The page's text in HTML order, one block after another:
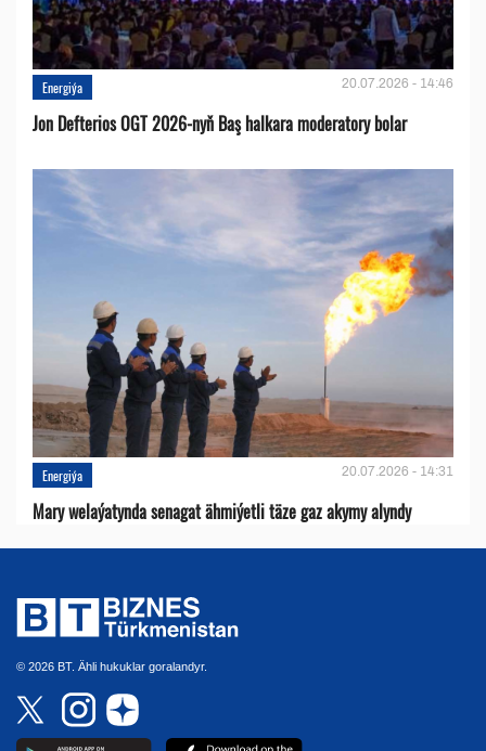
Energiýa 20.07.2026 - 14:46
Jon Defterios OGT 2026-nyň Baş halkara moderatory bolar
Energiýa 20.07.2026 - 14:31
Mary welaýatynda senagat ähmiýetli täze gaz akymy alyndy
© 2026 BT. Ähli hukuklar goralandyr.